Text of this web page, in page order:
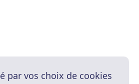
par vos choix de cookies